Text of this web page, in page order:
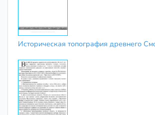
Историческая топография древнего